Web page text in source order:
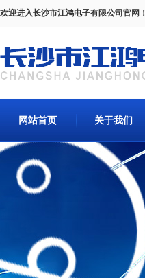
欢迎进入长沙市江鸿电子有限公司官网！
网站首页 关于我们